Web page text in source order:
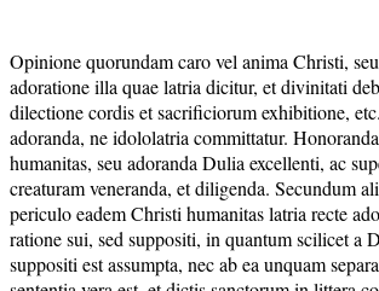
Opinione quorundam caro vel anima Christi,
adoratione illa quae latria dicitur, et divinitati
dilectione cordis et sacrificiorum exhibitione,
adoranda, ne idololatria committatur.
humanitas, seu adoranda Dulia excellenti, ac
creaturam veneranda, et diligenda. Secundum
periculo eadem Christi humanitas latria recte
ratione sui, sed suppositi, in quantum scilicet a
suppositi est assumpta, nec ab ea unquam